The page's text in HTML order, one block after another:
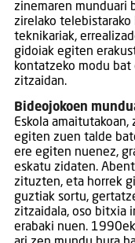
zinemaren munduari
zirelako telebistarako
teknikariak,
gidoiak egiten
kontatzeko modu
zitzaidan.
Bideojokoen
Eskola
egiten zuen talde
ere egiten nuenez,
eskatu zidaten.
zituzten, eta horrek
guztiak sortu,
zitzaidala, oso bitxia
erabaki nuen.